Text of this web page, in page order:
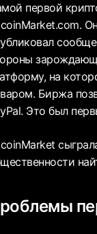
первой
на
Биржа
Это был